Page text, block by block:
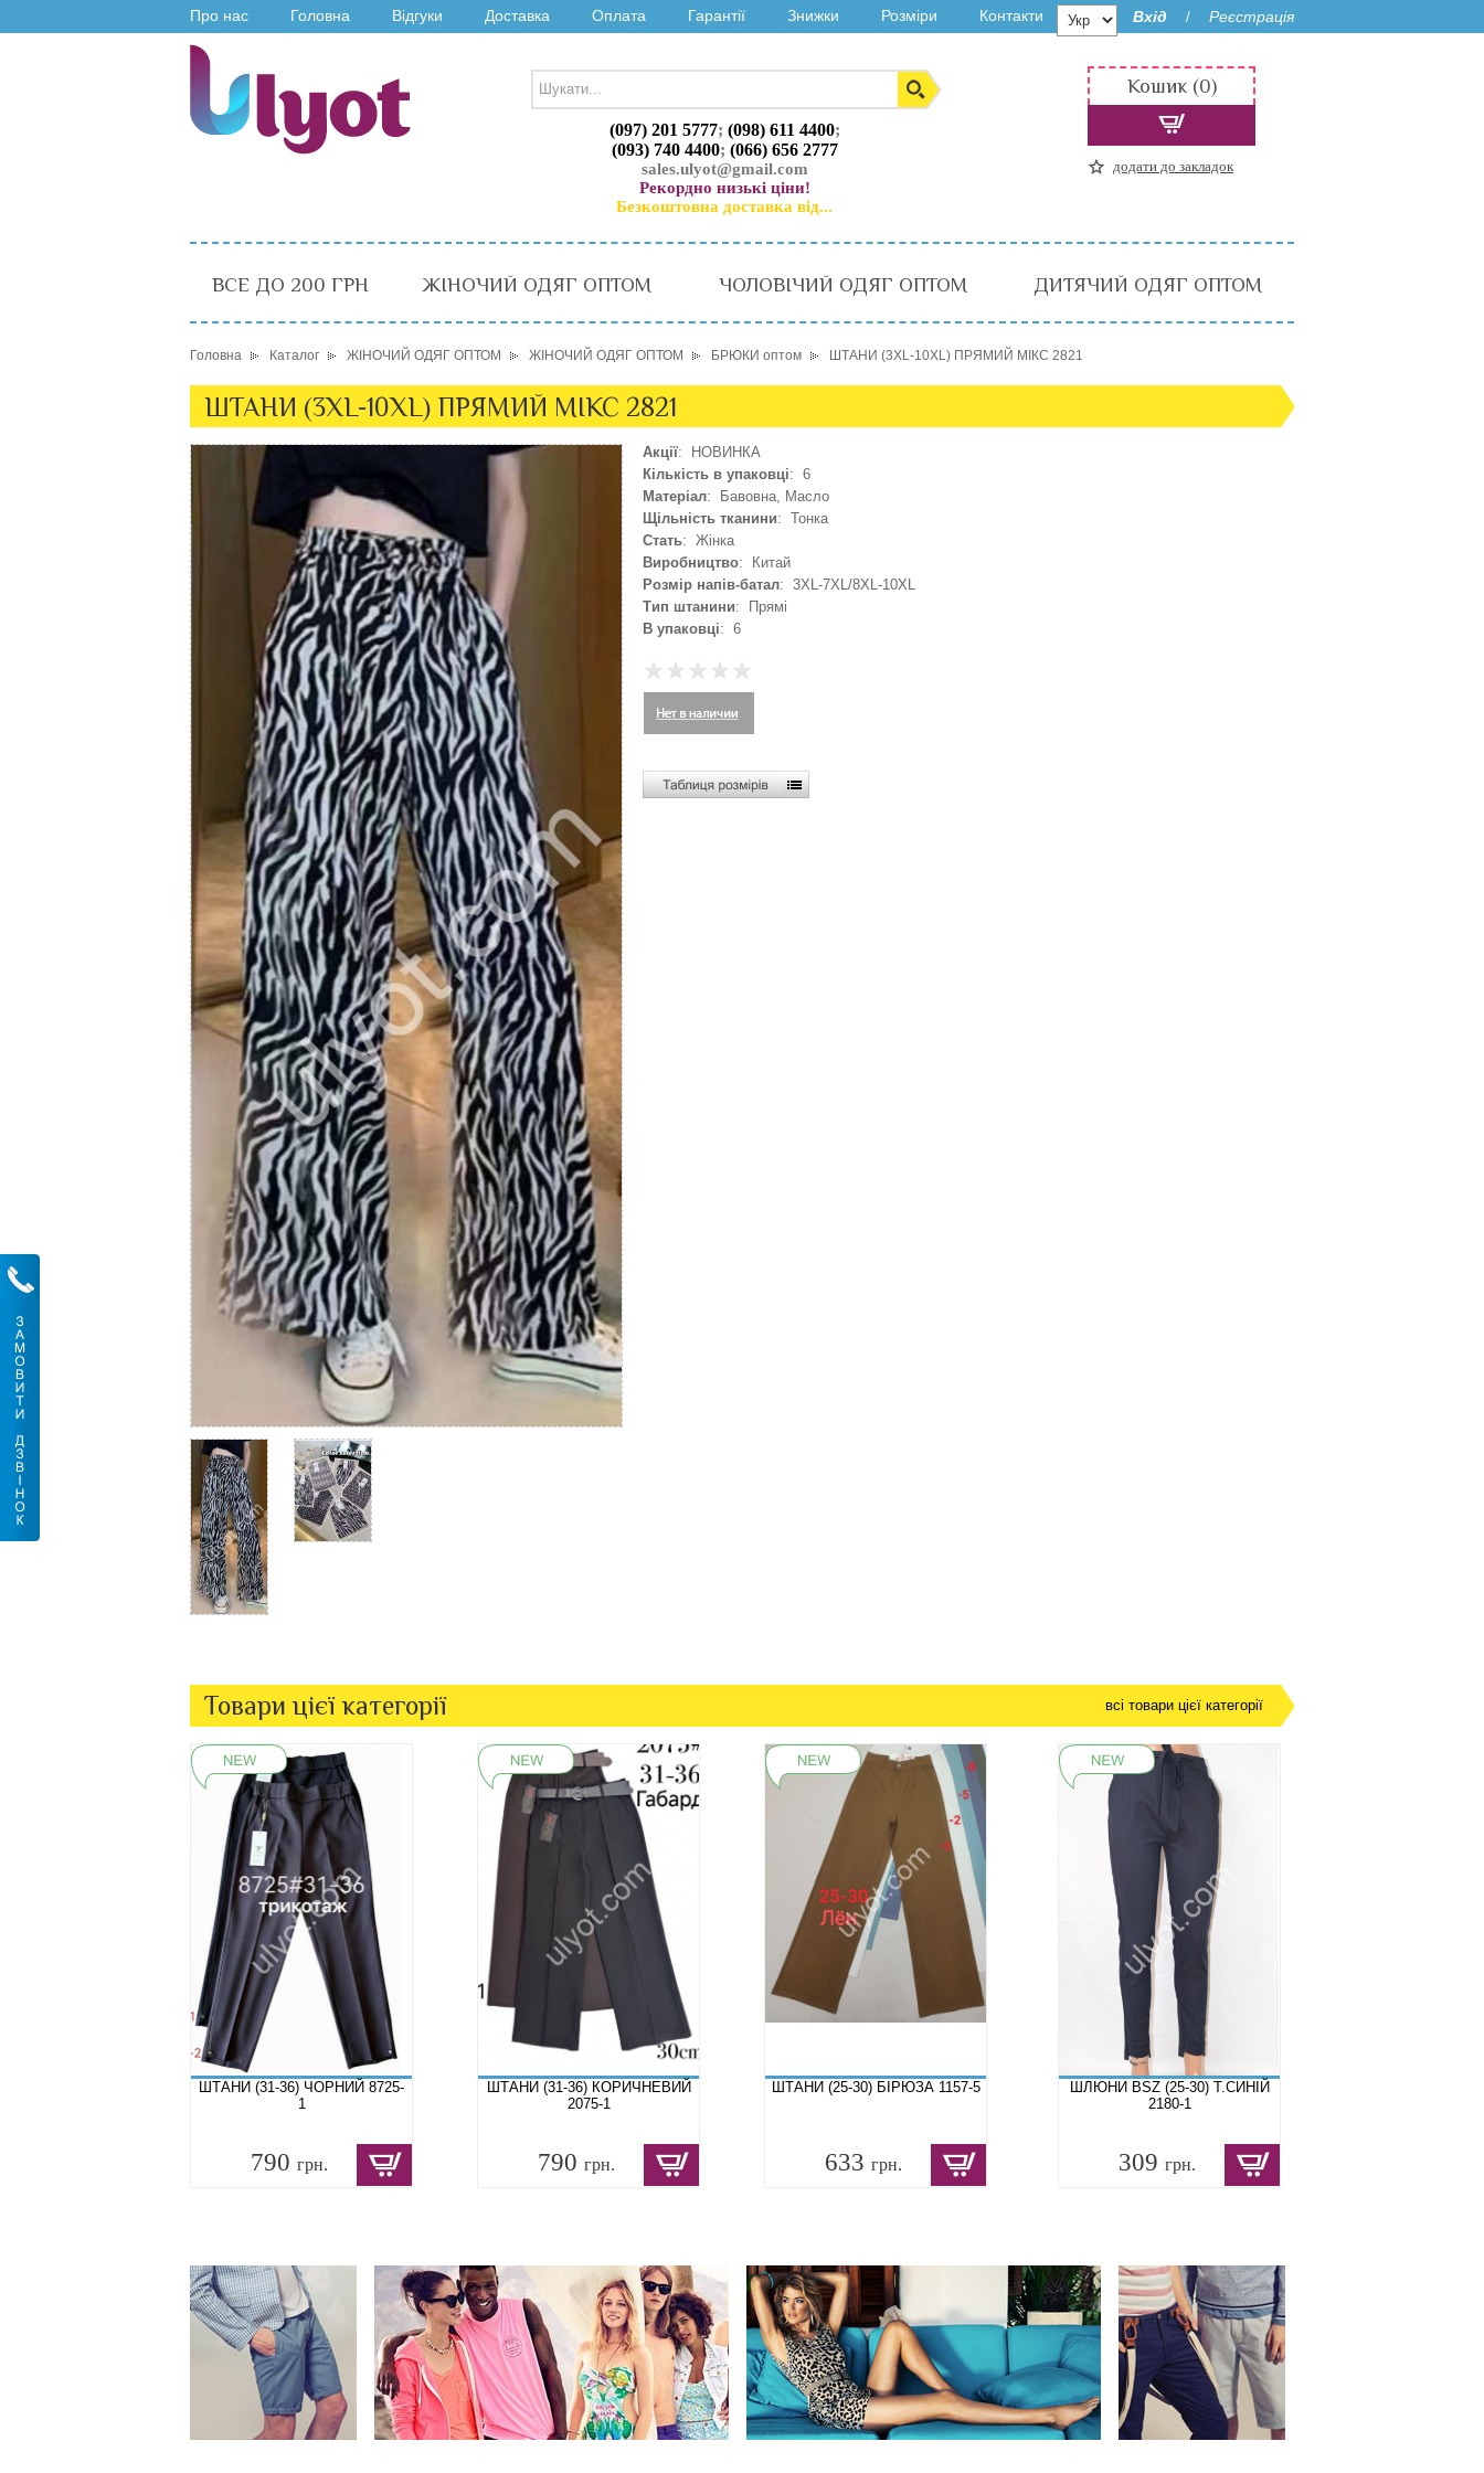
Про нас Головна Відгуки Доставка Оплата Гарантії Знижки Розміри Контакти Вхід / Реєстрація
(097) 201 5777; (098) 611 4400;
(093) 740 4400; (066) 656 2777
sales.ulyot@gmail.com
Рекордно низькі ціни!
Безкоштовна доставка від...
Кошик (0)
додати до закладок
ВСЕ ДО 200 ГРН ЖІНОЧИЙ ОДЯГ ОПТОМ ЧОЛОВІЧИЙ ОДЯГ ОПТОМ ДИТЯЧИЙ ОДЯГ ОПТОМ
Головна Каталог ЖІНОЧИЙ ОДЯГ ОПТОМ ЖІНОЧИЙ ОДЯГ ОПТОМ БРЮКИ оптом ШТАНИ (3XL-10XL) ПРЯМИЙ МІКС 2821
ШТАНИ (3XL-10XL) ПРЯМИЙ МІКС 2821
Акції: НОВИНКА
Кількість в упаковці: 6
Матеріал: Бавовна, Масло
Щільність тканини: Тонка
Стать: Жінка
Виробництво: Китай
Розмір напів-батал: 3XL-7XL/8XL-10XL
Тип штанини: Прямі
В упаковці: 6
Товари цієї категорії всі товари цієї категорії
ШТАНИ (31-36) ЧОРНИЙ 8725-
1
790 грн.
ШТАНИ (31-36) КОРИЧНЕВИЙ
2075-1
790 грн.
ШТАНИ (25-30) БІРЮЗА 1157-5
633 грн.
ШЛЮНИ BSZ (25-30) Т.СИНІЙ
2180-1
309 грн.